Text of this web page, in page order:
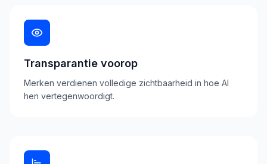
Transparantie voorop
Merken verdienen volledige zichtbaarheid in hoe AI
hen vertegenwoordigt.